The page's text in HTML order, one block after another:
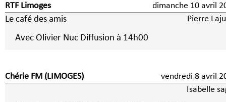
RTF Limoges dimanche 10 avril
Le café des amis Pierre
Avec Olivier Nuc Diffusion à 14h00
Chérie FM (LIMOGES)
vendredi 8
Isabelle